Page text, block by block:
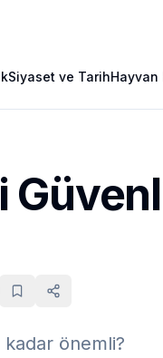
Siyaset ve TarihHayvan
kadar önemli?